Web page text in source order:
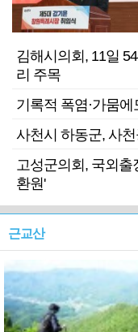
김해시의회, 11일
리 주목
기록적 폭염·가뭄에
사천시 하동군, 사
고성군의회, 국외출
환원'
근교산